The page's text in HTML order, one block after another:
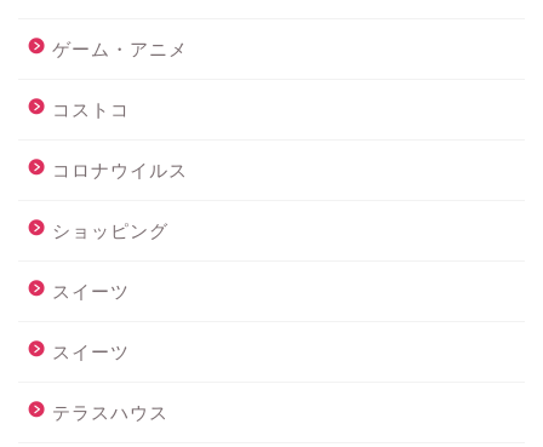
ゲーム・アニメ
コストコ
コロナウイルス
ショッピング
スイーツ
スイーツ
テラスハウス